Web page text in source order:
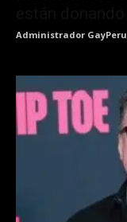
Administrador GayPeru